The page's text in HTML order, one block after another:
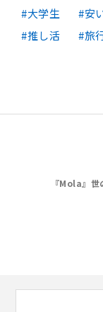
大学生
安
推し活
旅
『Mola』